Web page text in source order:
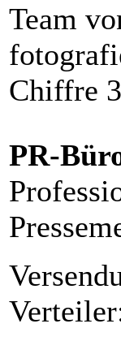
Team
Chiffre
PR-